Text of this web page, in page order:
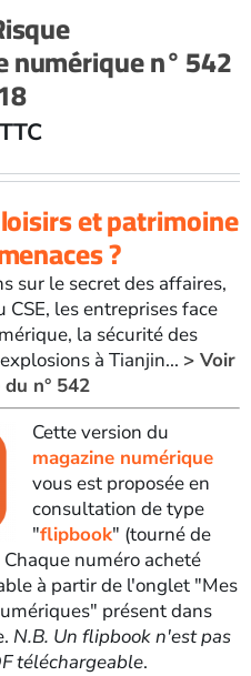
numérique n° 542
TTC
et patrimoine
?
sur le secret des affaires,
CSE, les entreprises face
la sécurité des
à Tianjin... > Voir
n° 542
Cette version du
magazine numérique
vous est proposée en
consultation de type
"flipbook" (tourné de
Chaque numéro acheté
à partir de l'onglet "Mes
présent dans
N.B. Un flipbook n'est pas
téléchargeable.